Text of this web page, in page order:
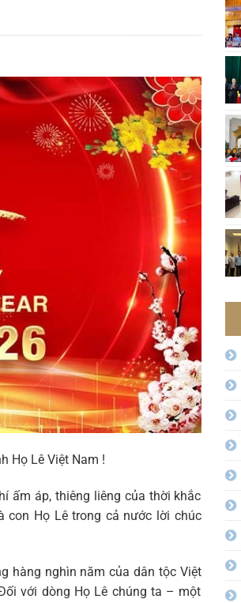
Họ Lê Việt Nam !
áp, thiêng liêng của thời khắc
con Họ Lê trong cả nước lời chúc
nghìn năm của dân tộc Việt
với dòng Họ Lê chúng ta – một